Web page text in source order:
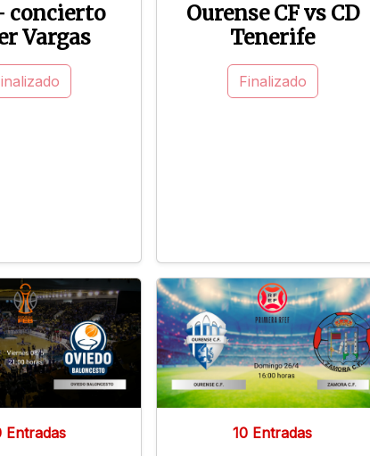
concierto
Vargas
Ourense CF vs CD
Tenerife
Finalizado
Entradas 10 Entradas